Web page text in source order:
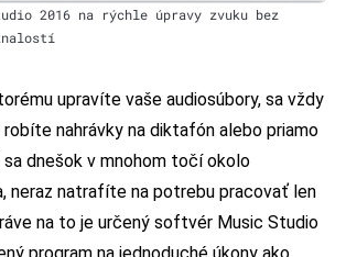
2016 na rýchle úpravy zvuku bez
upravíte vaše audiosúbory, sa vždy
robíte nahrávky na diktafón alebo priamo
sa dnešok v mnohom točí okolo
neraz natrafíte na potrebu pracovať len
na to je určený softvér Music Studio